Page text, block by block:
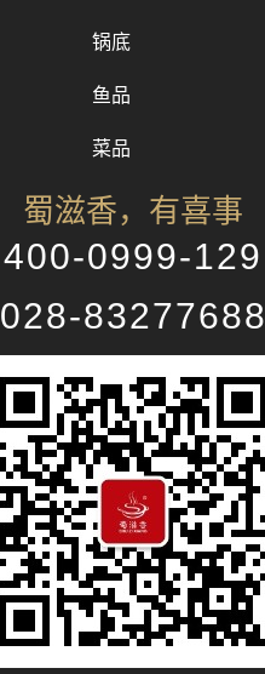
锅底
鱼品
菜品
蜀滋香，有喜事
400-0999-129
028-83277688